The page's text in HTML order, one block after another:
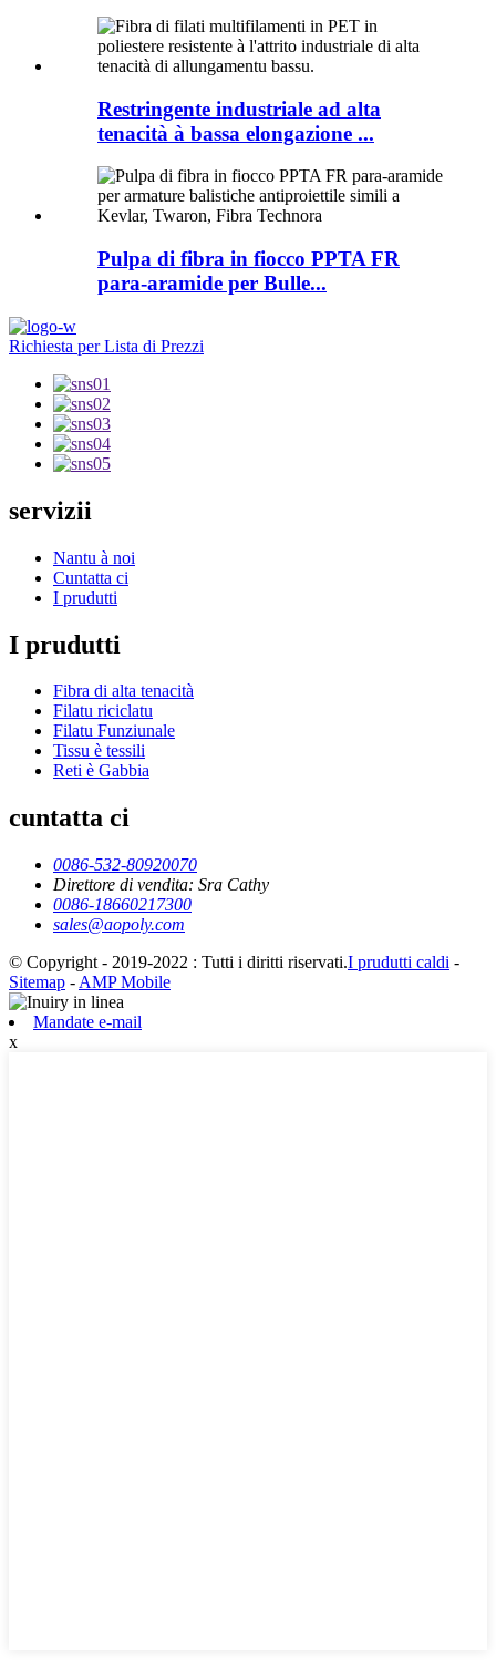
Restringente industriale ad alta
tenacità à bassa elongazione ...
Pulpa di fibra in fiocco PPTA FR
para-aramide per Bulle...
Richiesta per Lista di Prezzi
servizii
Nantu à noi
Cuntatta ci
I prudutti
I prudutti
Fibra di alta tenacità
Filatu riciclatu
Filatu Funziunale
Tissu è tessili
Reti è Gabbia
cuntatta ci
0086-532-80920070
Direttore di vendita: Sra Cathy
0086-18660217300
sales@aopoly.com
© Copyright - 2019-2022 : Tutti i diritti riservati.I prudutti caldi -
Sitemap - AMP Mobile
Mandate e-mail
x